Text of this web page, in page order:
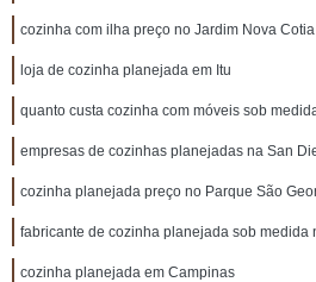
cozinha com ilha preço no Jardim Nova Cotia
loja de cozinha planejada em Itu
quanto custa cozinha com móveis sob
empresas de cozinhas planejadas na San
cozinha planejada preço no Parque São
fabricante de cozinha planejada sob medida
cozinha planejada em Campinas